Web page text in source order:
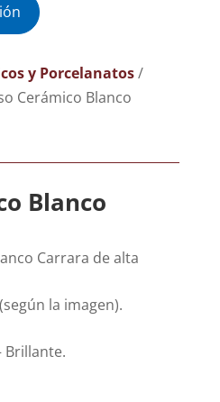
y Porcelanatos/
Cerámico Blanco
Blanco
Carrara de alta
la imagen).
Brillante.